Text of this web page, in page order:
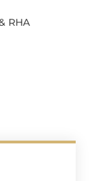
RHA